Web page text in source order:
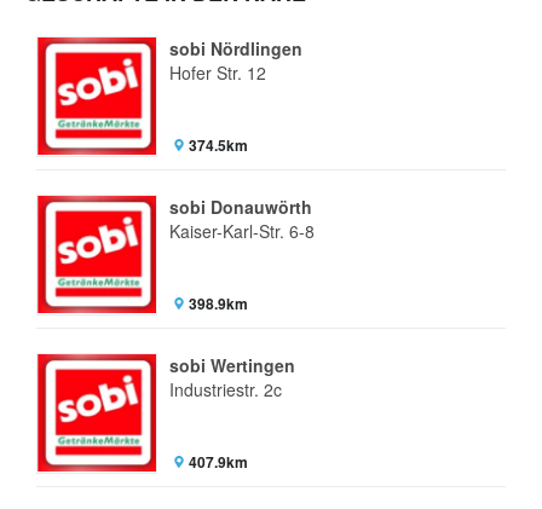
sobi Nördlingen
Hofer Str. 12
374.5km
sobi Donauwörth
Kaiser-Karl-Str. 6-8
398.9km
sobi Wertingen
Industriestr. 2c
407.9km